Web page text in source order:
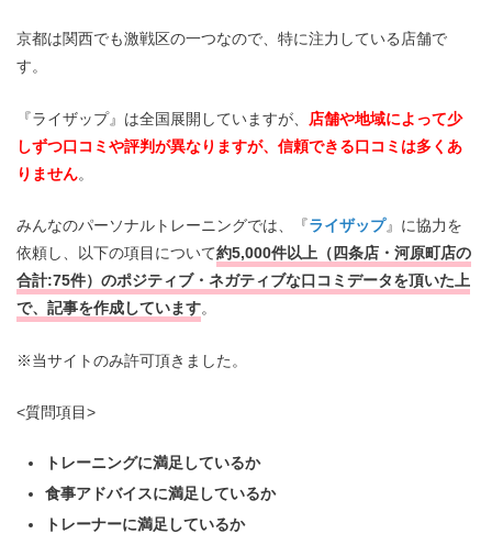
京都は関西でも激戦区の一つなので、特に注力している店舗で
す。
『ライザップ』は全国展開していますが、
店舗や地域によって少
しずつ口コミや評判が異なりますが、信頼できる口コミは多くあ
りません。
みんなのパーソナルトレーニングでは、『ライザップ』に協力を
依頼し、以下の項目について約5,000件以上（四条店・河原町店の
合計:75件）のポジティブ・ネガティブな口コミデータを頂いた上
で、記事を作成しています。
※当サイトのみ許可頂きました。
<質問項目>
トレーニングに満足しているか
食事アドバイスに満足しているか
トレーナーに満足しているか